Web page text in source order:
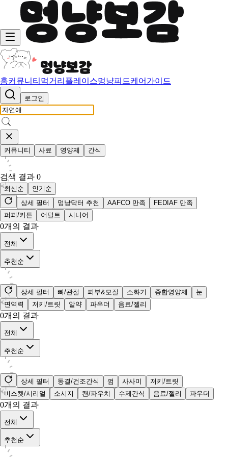
홈커뮤니티 먹거리 플레이스멍냥피드케어가이드
로그인
커뮤니티 사료 영양제 간식
검색 결과 0
최신순
인기순
상세 필터
멍냥닥터 추천 AAFCO 만족
FEDIAF 만족
퍼피/키튼
어덜트 시니어
0개의 결과
전체
추천순
상세 필터 뼈/관절 피부&모질 소화기 종합영양제
눈
면역력
저키/트릿 알약 파우더 음료/젤리
0개의 결과
전체
추천순
상세 필터 동결/건조간식 껌 사사미
저키/트릿
비스켓/시리얼
소시지 캔/파우치 수제간식 음료/젤리 파우더
0개의 결과
전체
추천순